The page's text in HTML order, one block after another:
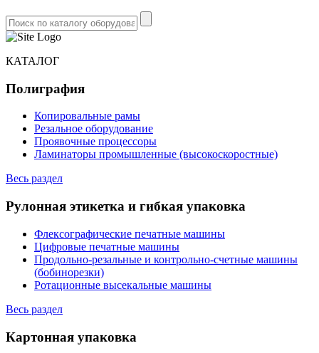
КАТАЛОГ
Полиграфия
Копировальные рамы
Резальное оборудование
Проявочные процессоры
Ламинаторы промышленные (высокоскоростные)
Весь раздел
Рулонная этикетка и гибкая упаковка
Флексографические печатные машины
Цифровые печатные машины
Продольно-резальные и контрольно-счетные машины
(бобинорезки)
Ротационные высекальные машины
Весь раздел
Картонная упаковка